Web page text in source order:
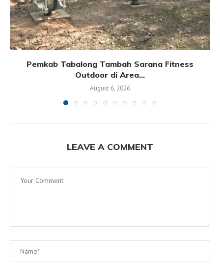
Pemkab Tabalong Tambah Sarana Fitness
Outdoor di Area...
August 6, 2026
LEAVE A COMMENT